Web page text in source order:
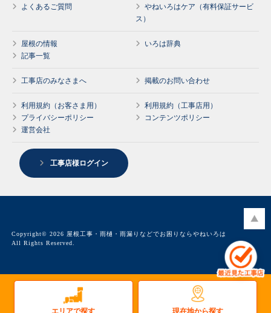
よくあるご質問
やねいろはケア（有料保証サービ
ス）
屋根の情報
いろは辞典
記事一覧
工事店のみなさまへ 掲載のお問い合わせ
利用規約（お客さま用）
利用規約（工事店用）
プライバシーポリシー
コンテンツポリシー
運営会社
工事店様ログイン
Copyright© 2026 屋根工事・雨樋・雨漏りなどでお困りならやねいろは
All Rights Reserved.
現在地から探す